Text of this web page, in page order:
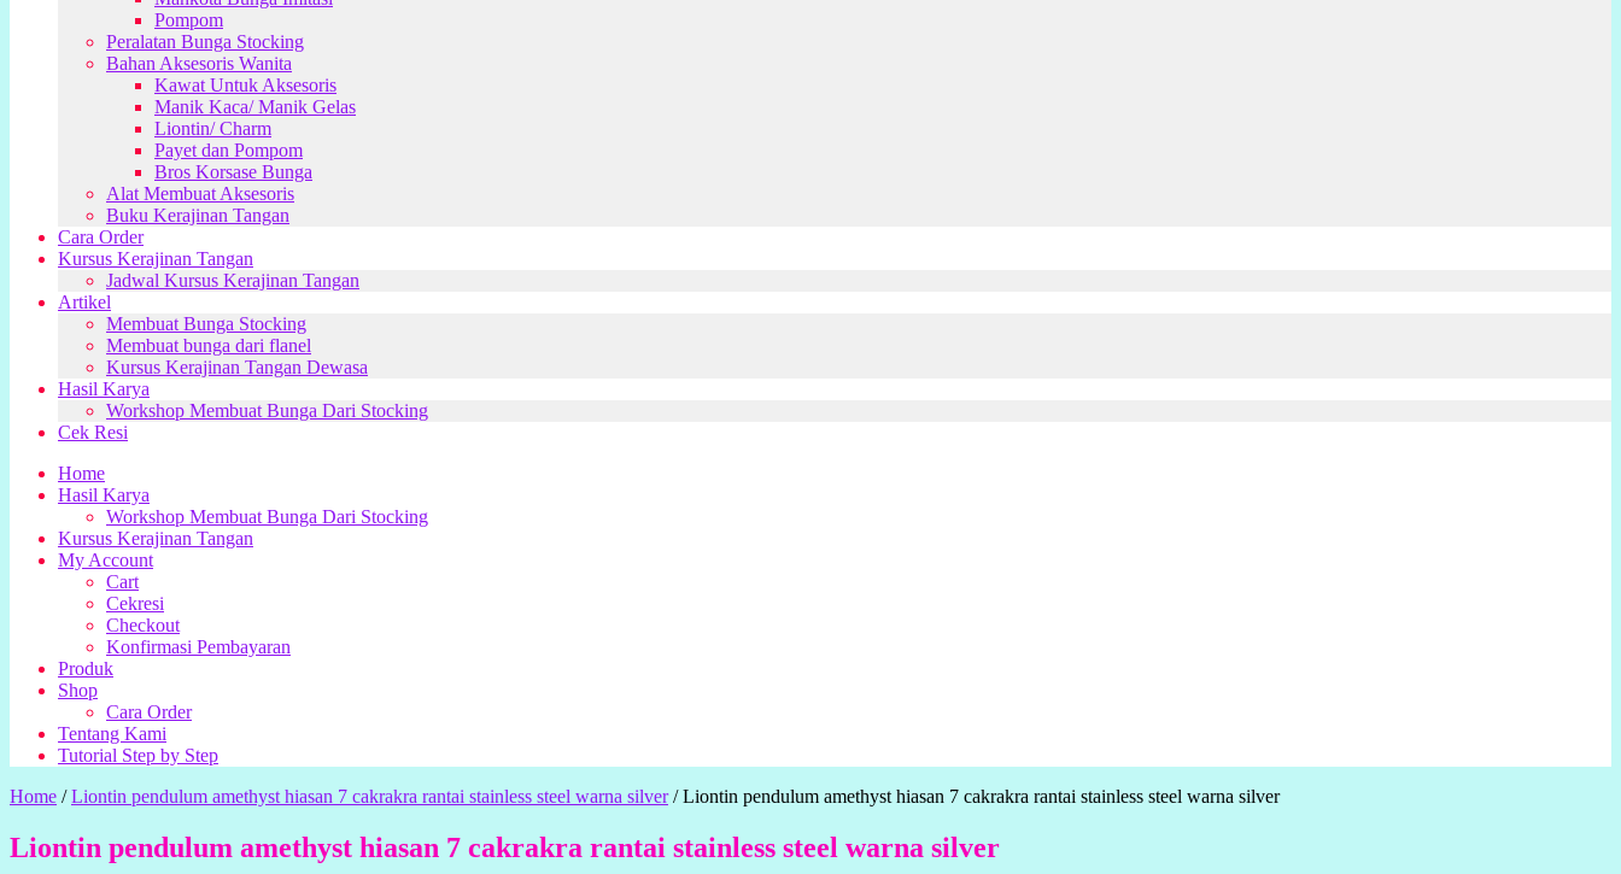
Pompom
Peralatan Bunga Stocking
Bahan Aksesoris Wanita
Kawat Untuk Aksesoris
Manik Kaca/ Manik Gelas
Liontin/ Charm
Payet dan Pompom
Bros Korsase Bunga
Alat Membuat Aksesoris
Buku Kerajinan Tangan
Cara Order
Kursus Kerajinan Tangan
Jadwal Kursus Kerajinan Tangan
Artikel
Membuat Bunga Stocking
Membuat bunga dari flanel
Kursus Kerajinan Tangan Dewasa
Hasil Karya
Workshop Membuat Bunga Dari Stocking
Cek Resi
Home
Hasil Karya
Workshop Membuat Bunga Dari Stocking
Kursus Kerajinan Tangan
My Account
Cart
Cekresi
Checkout
Konfirmasi Pembayaran
Produk
Shop
Cara Order
Tentang Kami
Tutorial Step by Step
Home /Liontin pendulum amethyst hiasan 7 cakrakra rantai stainless steel warna silver/Liontin pendulum amethyst hiasan 7 cakrakra rantai stainless steel warna silver
Liontin pendulum amethyst hiasan 7 cakrakra rantai stainless steel warna silver